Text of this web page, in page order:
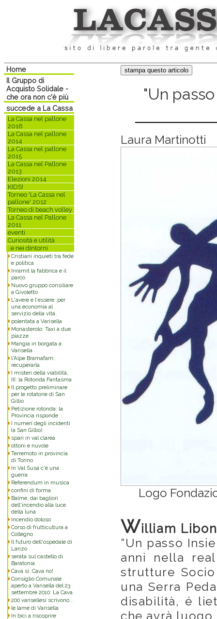
Home
Il Gruppo di
Acquisto Solidale -
che ora non c'è più
succede a La Cassa
La Cassa nel pallone
2016
La Cassa nel pallone
2014
La Cassa nel pallone
2015
La Cassa nel Pallone
2013
Elezioni 2014
KIDS!
Torneo 'La Cassa nel
pallone' 2012
Torneo di beach volley
La Cassa nel Pallone
2011
eventi
Curiosità e utilità
..e nei dintorni
Cristiani inquieti tra fede
e politica
Inramit la fabbrica e il
parco
Nuovo gruppo consiliare
a Givoletto
L'avere e l'essere: per
una economia al
servizio della vita.
polentata a Varisella
Monasterolo: Taxi a due
piazze
Mangia in borgata a
Varisella
l'Alpe Bramafam:
recuperarla
I misteri della viabilità,
III: la Rotonda Fantasma
Il progetto preliminare
per le rotatorie di San
Gillio
Petizione rotonda: la
Provincia risponde
I numeri degli incidenti
(a San Gillio)
spari in val clarea
ottoni e nuvole
Terremoto in provincia
di Torino
In Val Susa c'è una
guerra
Referendum in musica
confini di forma
Balme, dai bagliori
dell'incendio alla luce
della luna
Incendio doloso
Corso di frutticultura a
Collegno
Il futuro dell'ospedale di
Lanzo
serata sul castello di
Baratonia
Cava sì, Cava no!
Consiglio Comunale
aperto a Varisella del 23
settembre 2010: La Cava
200 varisellesi scrivono...
le lame di Varisella
In bici a riscoprire
"Un
Laura Martinotti
Logo
William
“Un passo
anni nella
strutture
una Serra
disabilità, é
che avrà luogo